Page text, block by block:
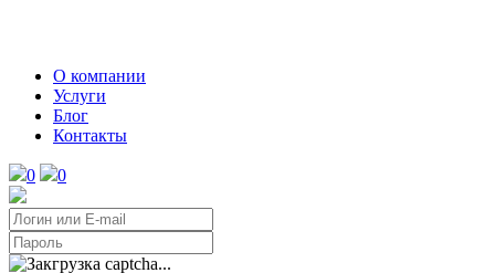
О компании
Услуги
Блог
Контакты
0 0